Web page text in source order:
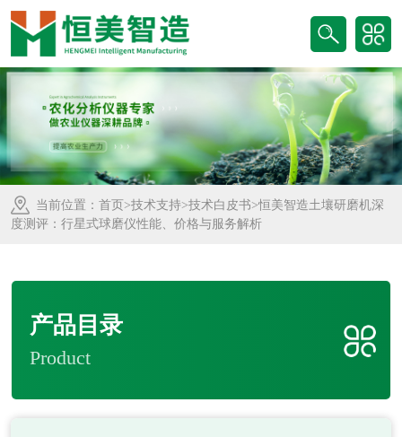
当前位置： 首页 >技术支持>技术白皮书>恒美智造土壤研磨机深
度测评：行星式球磨仪性能、价格与服务解析
产品目录
Product